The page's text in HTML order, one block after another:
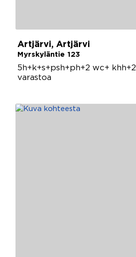
Artjärvi, Artjärvi
Myrskyläntie 123
5h+k+s+psh+ph+2 wc+ khh+2
varastoa